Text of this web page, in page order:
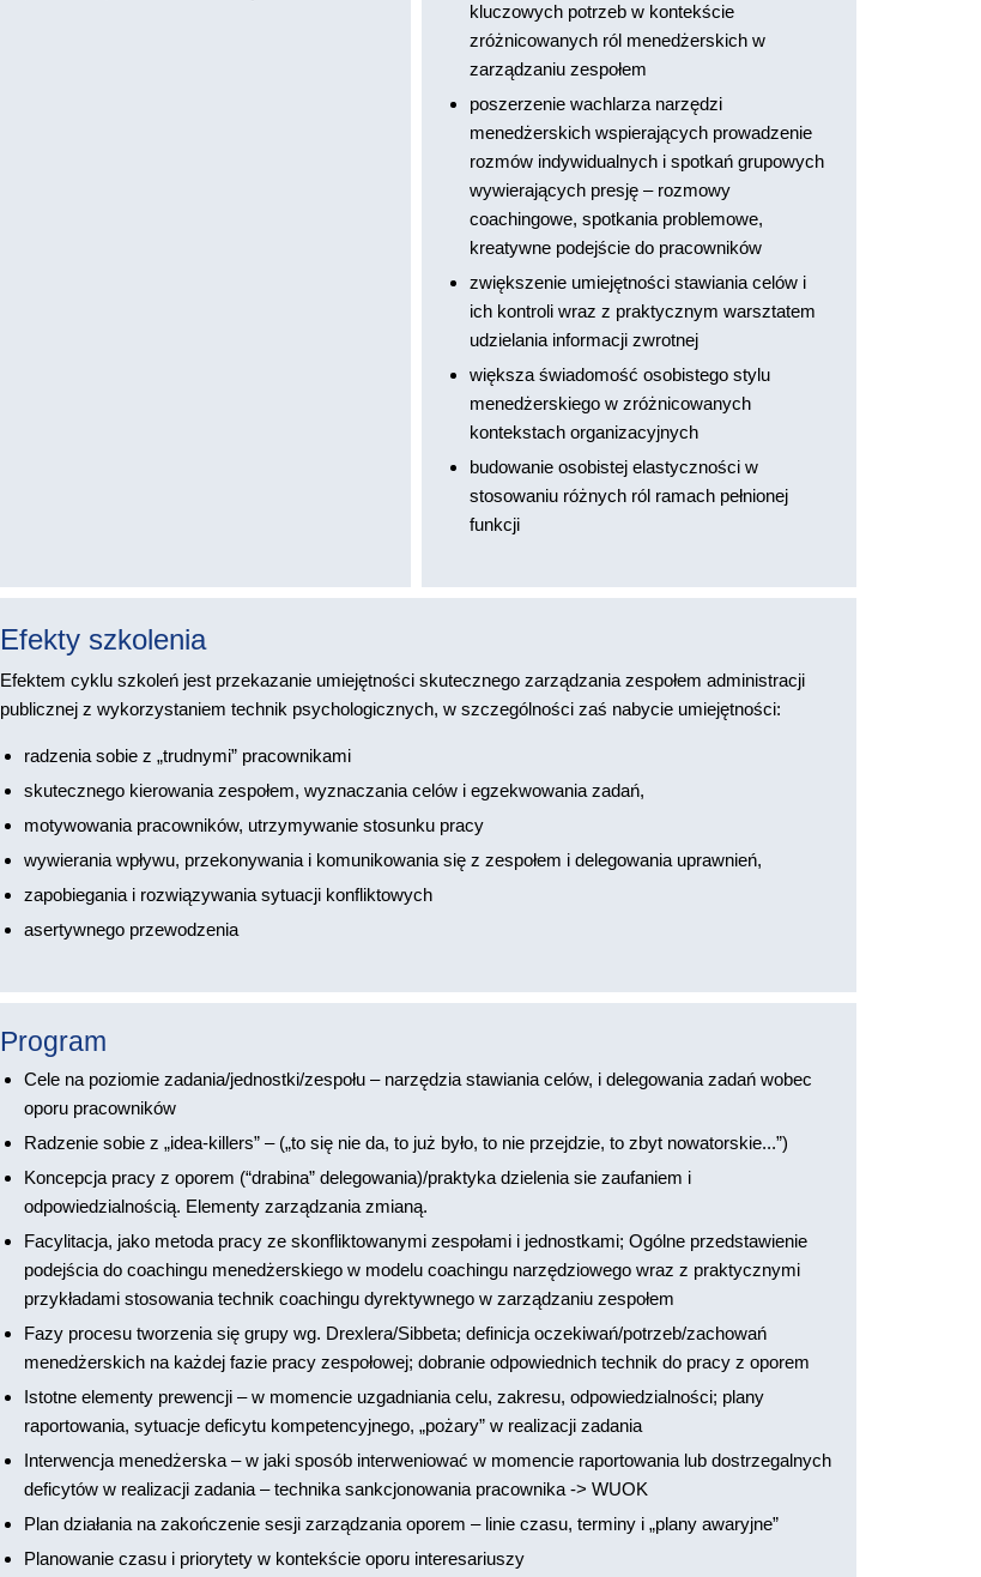
kluczowych potrzeb w kontekście
zróżnicowanych ról menedżerskich w
zarządzaniu zespołem
poszerzenie wachlarza narzędzi
menedżerskich wspierających prowadzenie
rozmów indywidualnych i spotkań grupowych
wywierających presję – rozmowy
coachingowe, spotkania problemowe,
kreatywne podejście do pracowników
zwiększenie umiejętności stawiania celów i
ich kontroli wraz z praktycznym warsztatem
udzielania informacji zwrotnej
większa świadomość osobistego stylu
menedżerskiego w zróżnicowanych
kontekstach organizacyjnych
budowanie osobistej elastyczności w
stosowaniu różnych ról ramach pełnionej
funkcji
Efekty szkolenia
Efektem cyklu szkoleń jest przekazanie umiejętności skutecznego zarządzania zespołem administracji
publicznej z wykorzystaniem technik psychologicznych, w szczególności zaś nabycie umiejętności:
radzenia sobie z „trudnymi” pracownikami
skutecznego kierowania zespołem, wyznaczania celów i egzekwowania zadań,
motywowania pracowników, utrzymywanie stosunku pracy
wywierania wpływu, przekonywania i komunikowania się z zespołem i delegowania uprawnień,
zapobiegania i rozwiązywania sytuacji konfliktowych
asertywnego przewodzenia
Program
Cele na poziomie zadania/jednostki/zespołu – narzędzia stawiania celów, i delegowania zadań wobec
oporu pracowników
Radzenie sobie z „idea-killers” – („to się nie da, to już było, to nie przejdzie, to zbyt nowatorskie...”)
Koncepcja pracy z oporem (“drabina” delegowania)/praktyka dzielenia sie zaufaniem i
odpowiedzialnością. Elementy zarządzania zmianą.
Facylitacja, jako metoda pracy ze skonfliktowanymi zespołami i jednostkami; Ogólne przedstawienie
podejścia do coachingu menedżerskiego w modelu coachingu narzędziowego wraz z praktycznymi
przykładami stosowania technik coachingu dyrektywnego w zarządzaniu zespołem
Fazy procesu tworzenia się grupy wg. Drexlera/Sibbeta; definicja oczekiwań/potrzeb/zachowań
menedżerskich na każdej fazie pracy zespołowej; dobranie odpowiednich technik do pracy z oporem
Istotne elementy prewencji – w momencie uzgadniania celu, zakresu, odpowiedzialności; plany
raportowania, sytuacje deficytu kompetencyjnego, „pożary” w realizacji zadania
Interwencja menedżerska – w jaki sposób interweniować w momencie raportowania lub dostrzegalnych
deficytów w realizacji zadania – technika sankcjonowania pracownika -> WUOK
Plan działania na zakończenie sesji zarządzania oporem – linie czasu, terminy i „plany awaryjne”
Planowanie czasu i priorytety w kontekście oporu interesariuszy